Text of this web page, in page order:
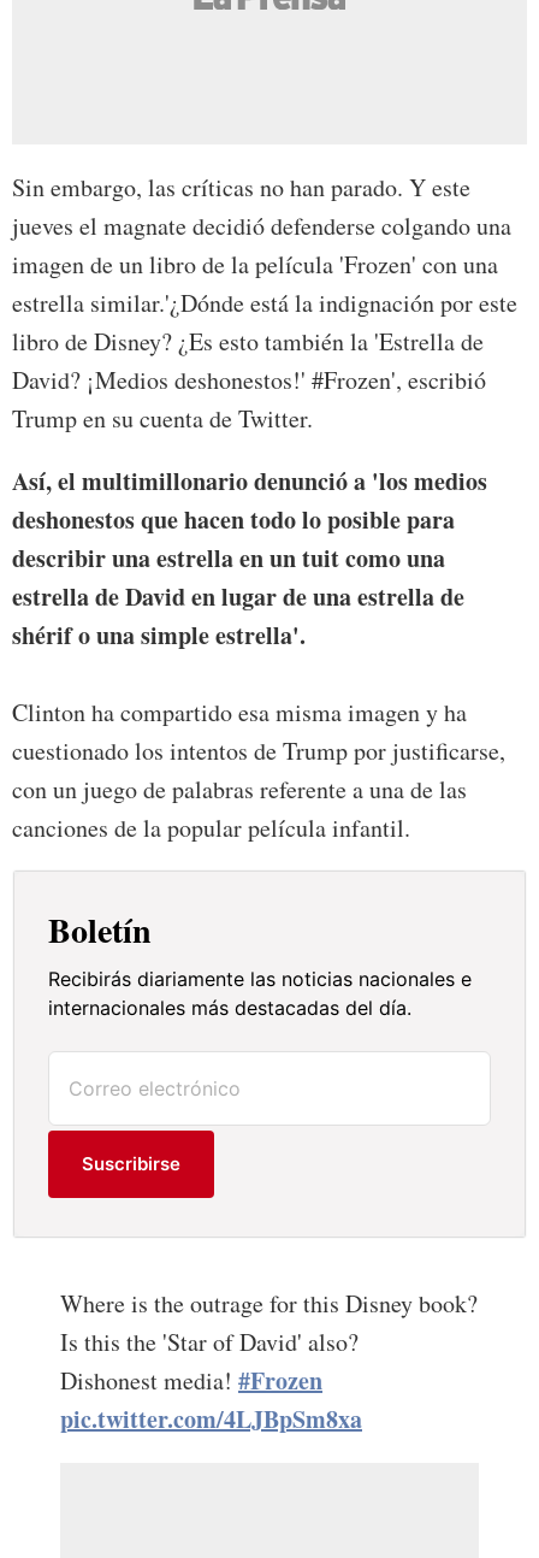
Sin embargo, las críticas no han parado. Y este
jueves el magnate decidió defenderse colgando una
imagen de un libro de la película 'Frozen' con una
estrella similar.'¿Dónde está la indignación por este
libro de Disney? ¿Es esto también la 'Estrella de
David? ¡Medios deshonestos!' #Frozen', escribió
Trump en su cuenta de Twitter.
Así, el multimillonario denunció a 'los medios
deshonestos que hacen todo lo posible para
describir una estrella en un tuit como una
estrella de David en lugar de una estrella de
shérif o una simple estrella'.
Clinton ha compartido esa misma imagen y ha
cuestionado los intentos de Trump por justificarse,
con un juego de palabras referente a una de las
canciones de la popular película infantil.
Boletín
Recibirás diariamente las noticias nacionales e
internacionales más destacadas del día.
Suscribirse
Where is the outrage for this Disney book?
Is this the 'Star of David' also?
Dishonest media! #Frozen
pic.twitter.com/4LJBpSm8xa